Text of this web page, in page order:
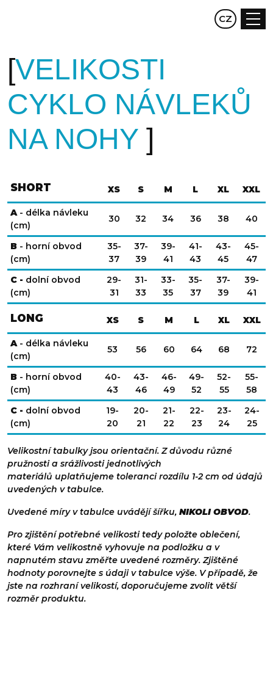
EN DE
CZ
VELIKOSTI
CYKLO NÁVLEKŮ
NA NOHY
SHORT XS S M L XL XXL
A- délka návleku
(cm)
30 32 34 36 38 40
B - horní obvod
(cm)
35-
37
37-
39
39-
41
41-
43
43-
45
45-
47
C - dolní obvod
(cm)
29-
31
31-
33
33-
35
35-
37
37-
39
39-
41
LONG XS S M L XL XXL
A- délka návleku
(cm)
53 56 60 64 68 72
B - horní obvod
(cm)
40-
43
43-
46
46-
49
49-
52
52-
55
55-
58
C - dolní obvod
(cm)
19-
20
20-
21
21-
22
22-
23
23-
24
24-
25
Velikostní tabulky jsou orientační. Z důvodu různé
pružnosti a srážlivosti jednotlivých
materiálů uplatňujeme toleranci rozdílu 1-2 cm od údajů
uvedených v tabulce.
Uvedené míry v tabulce uvádějí šířku, NIKOLI OBVOD.
Pro zjištění potřebné velikosti tedy položte oblečení,
které Vám velikostně vyhovuje na podložku a v
napnutém stavu změřte uvedené rozměry. Zjištěné
hodnoty porovnejte s údaji v tabulce výše. V případě, že
jste na rozhraní velikostí, doporučujeme zvolit větší
rozměr produktu.